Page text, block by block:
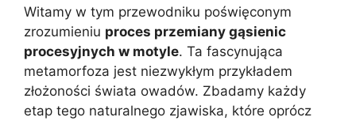
Witamy w tym przewodniku poświęconym
zrozumieniu proces przemiany gąsienic
procesyjnych w motyle. Ta fascynująca
metamorfoza jest niezwykłym przykładem
złożoności świata owadów. Zbadamy każdy
etap tego naturalnego zjawiska, które oprócz